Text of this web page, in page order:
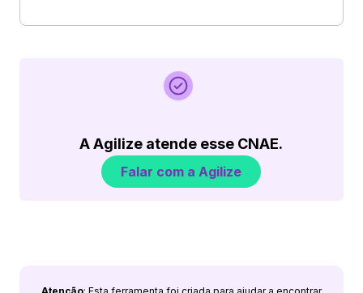
A Agilize atende esse CNAE.
Falar com a Agilize